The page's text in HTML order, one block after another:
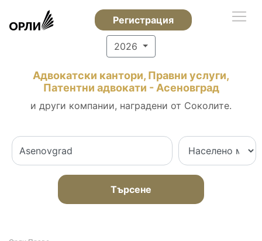
Регистрация
2026
Адвокатски кантори, Правни услуги,
Патентни адвокати - Асеновград
и други компании, наградени от Соколите.
Търсене